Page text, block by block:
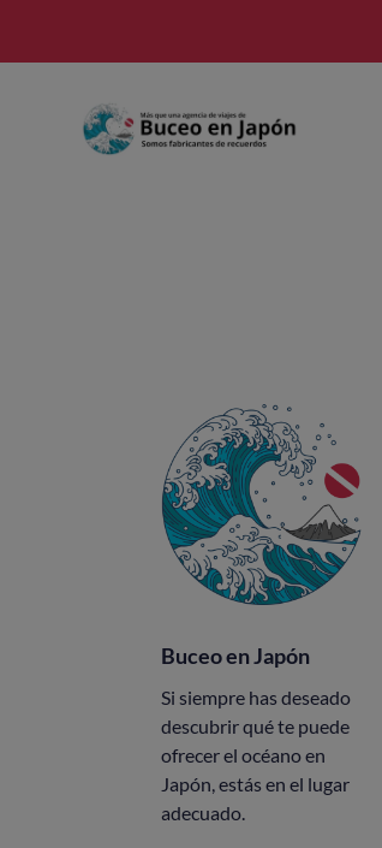
Buceo en Japón
Si siempre has deseado
descubrir qué te puede
ofrecer el océano en
Japón, estás en el lugar
adecuado.